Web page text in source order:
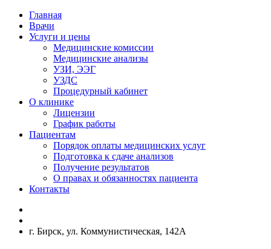
Главная
Врачи
Услуги и цены
Медицинские комиссии
Медицинские анализы
УЗИ, ЭЭГ
УЗДС
Процедурный кабинет
О клинике
Лицензии
График работы
Пациентам
Порядок оплаты медицинских услуг
Подготовка к сдаче анализов
Получение результатов
О правах и обязанностях пациента
Контакты
г. Бирск, ул. Коммунистическая, 142А